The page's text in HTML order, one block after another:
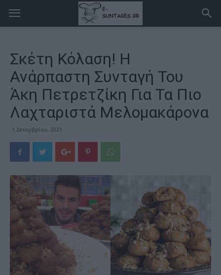
Σκέτη Κόλαση! Η
Ανάρπαστη Συνταγή Του
Άκη Πετρετζίκη Για Τα Πιο
Λαχταριστά Μελομακάρονα
1 Δεκεμβρίου, 2021